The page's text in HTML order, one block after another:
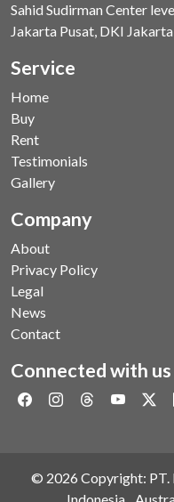
Sahid Sudirman Center
Jakarta Pusat, DKI
Service
Home
Buy
Rent
Testimonials
Gallery
Company
About
Privacy Policy
Legal
News
Contact
Connected with us
© 2026 Copyright: